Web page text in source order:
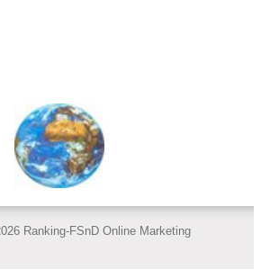
Ranking-FSnD Online Marketing